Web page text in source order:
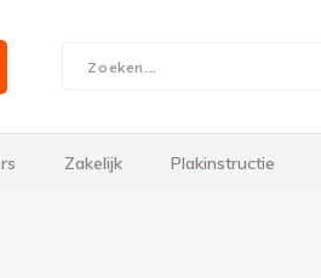
Zakelijk Plakinstructie